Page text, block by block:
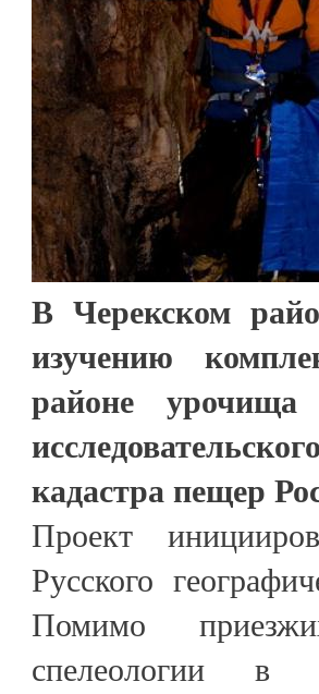
В Черекском
изучению
районе
кадастра пещер
Проект
Русского
Помимо
спелеологии в